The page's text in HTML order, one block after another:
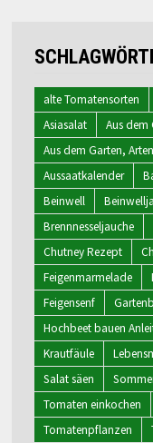
alte Tomatensorten
Asiasalat
Aus dem
Aus dem Garten,
Aussaatkalender
Beinwell
Brennnesseljauche
Chutney Rezept
Feigenmarmelade
Feigensenf
Hochbeet bauen
Krautfäule
Salat säen
Tomaten einkochen
Tomatenpflanzen